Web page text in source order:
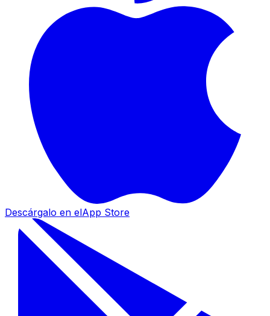
Descárgalo en elApp Store